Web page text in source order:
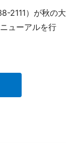
2111）が秋の大
ューアルを行